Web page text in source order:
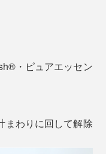
・ピュアエッセン
まわりに回して解除